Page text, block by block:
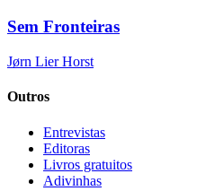
Sem Fronteiras
Jørn Lier Horst
Outros
Entrevistas
Editoras
Livros gratuitos
Adivinhas